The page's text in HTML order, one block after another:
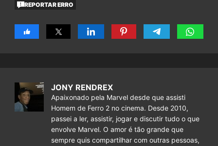
REPORTAR ERRO
JONY RENDREX
Apaixonado pela Marvel desde que assisti
Homem de Ferro 2 no cinema. Desde 2010,
passei a ler, assistir, jogar e discutir tudo o que
envolve Marvel. O amor é tão grande que
sempre quis compartilhar com outras pessoas,